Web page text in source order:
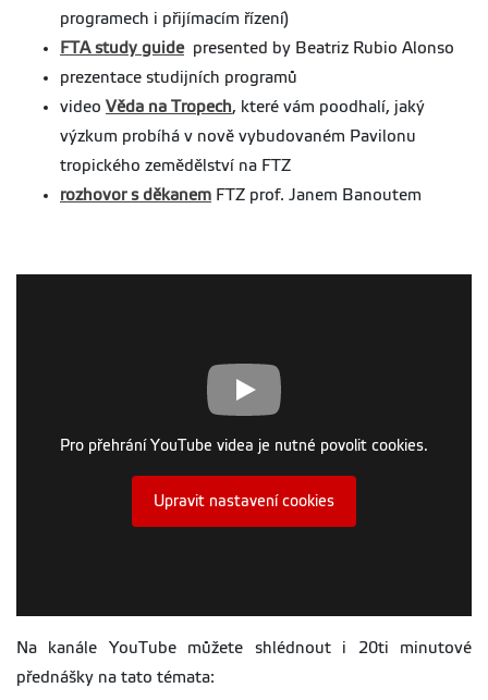
programech i přijímacím řízení)
FTA study guidepresented by Beatriz Rubio Alonso
prezentace studijních programů
video Věda na Tropech, které vám poodhalí, jaký
výzkum probíhá v nově vybudovaném Pavilonu
tropického zemědělství na FTZ
rozhovor s děkanem FTZ prof. Janem Banoutem
Pro přehrání YouTube videa je nutné povolit cookies.
Upravit nastavení cookies
Na kanále YouTube můžete shlédnout i 20ti minutové
přednášky na tato témata: